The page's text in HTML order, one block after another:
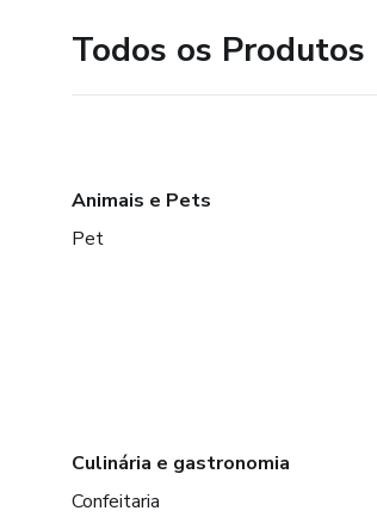
Todos os Produtos
Animais e Pets
Pet
Culinária e gastronomia
Confeitaria